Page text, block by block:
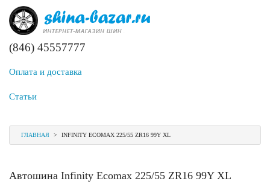
(846) 45557777
Оплата и доставка
Статьи
ГЛАВНАЯ > INFINITY ECOMAX 225/55 ZR16 99Y XL
Автошина Infinity Ecomax 225/55 ZR16 99Y XL